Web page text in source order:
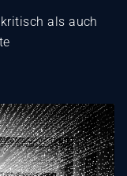
als auch